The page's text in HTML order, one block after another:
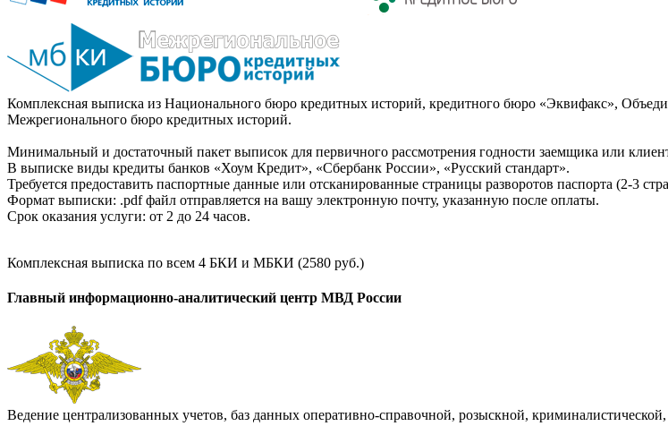
Комплексная выписка из Национального бюро кредитных историй, кредитного бюро «Эквифакс»,
Межрегионального бюро кредитных историй.
Минимальный и достаточный пакет выписок для первичного рассмотрения годности заемщика или
В выписке виды кредиты банков «Хоум Кредит», «Сбербанк России», «Русский стандарт».
Требуется предоставить паспортные данные или отсканированные страницы разворотов паспорта (2-3
Формат выписки: .pdf файл отправляется на вашу электронную почту, указанную после оплаты.
Срок оказания услуги: от 2 до 24 часов.
Комплексная выписка по всем 4 БКИ и МБКИ (2580 руб.)
Главный информационно-аналитический центр МВД России
Ведение централизованных учетов, баз данных оперативно-справочной, розыскной,